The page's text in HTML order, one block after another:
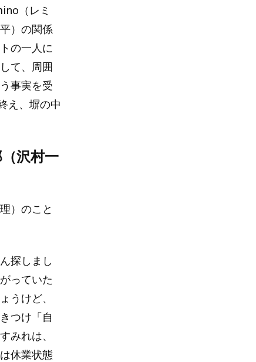
（レミ
）の関係
の一人に
て、周囲
事実を受
え、塀の中
沢村一
）のこと
探しまし
っていた
うけど、
つけ「自
みれは、
休業状態